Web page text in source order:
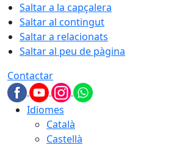
Saltar a la capçalera
Saltar al contingut
Saltar a relacionats
Saltar al peu de pàgina
Contactar
Idiomes
Català
Castellà